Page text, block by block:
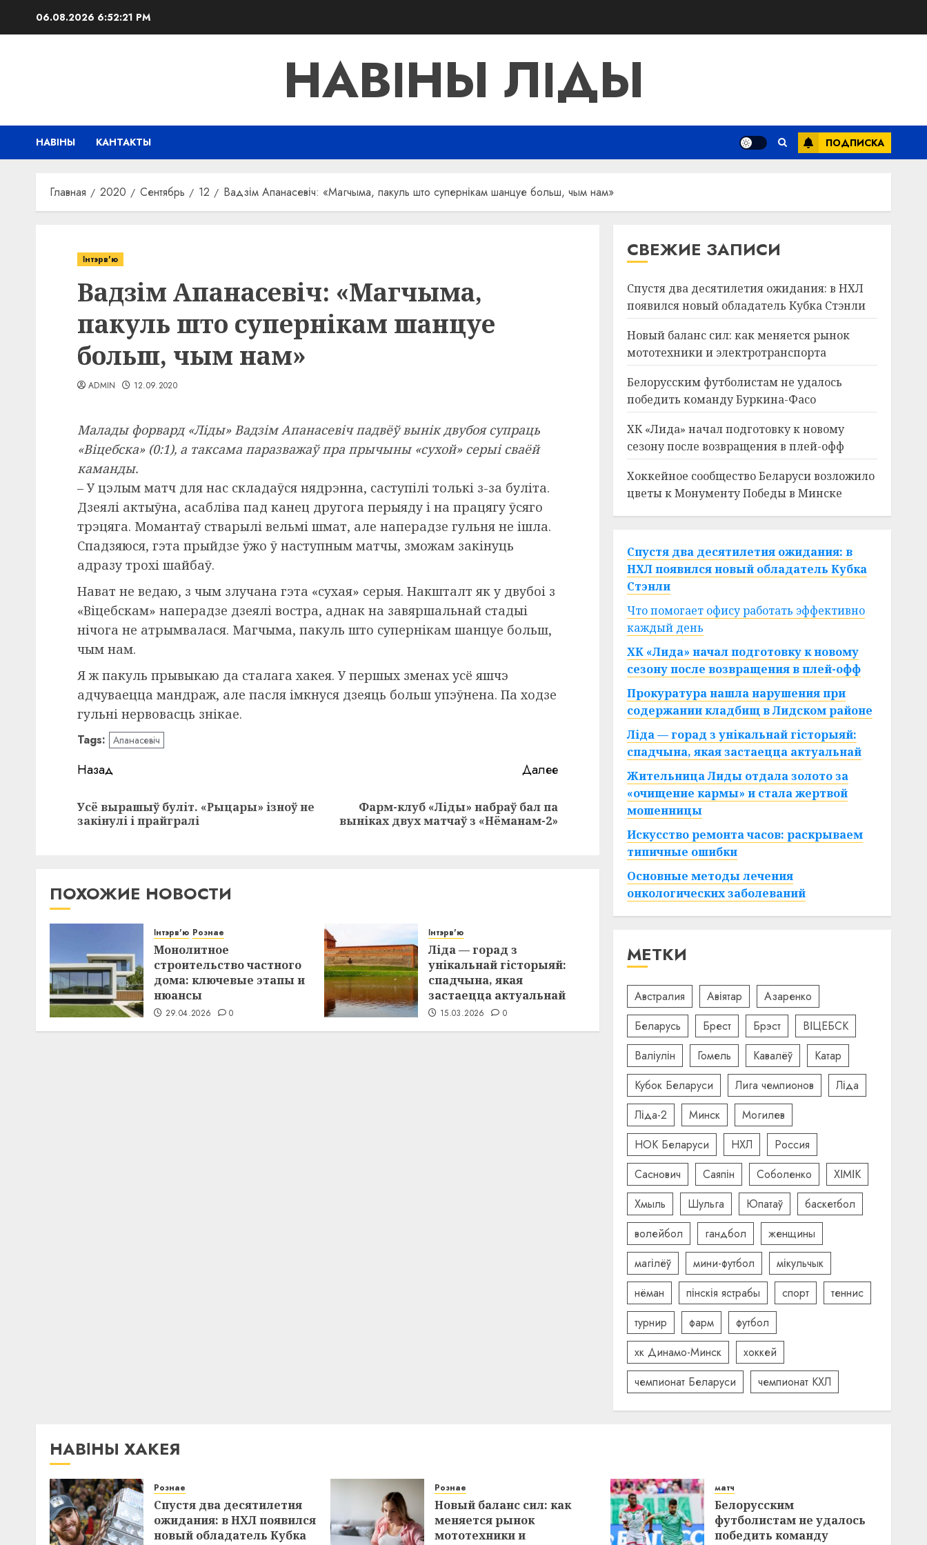
06.08.2026 6:52:22 PM
НАВІНЫ ЛІДЫ
НАВІНЫ КАНТАКТЫ ПОДПИСКА
Главная 2020 Сентябрь 12 Вадзім Апанасевіч: «Магчыма, пакуль што супернікам шанцуе больш, чым нам»
Інтэрв'ю
Вадзім Апанасевіч: «Магчыма,
пакуль што супернікам шанцуе
больш, чым нам»
ADMIN 12.09.2020
Малады форвард «Ліды» Вадзім Апанасевіч падвёў вынік двубоя супраць
«Віцебска» (0:1), а таксама паразважаў пра прычыны «сухой» серыі сваёй
каманды.
– У цэлым матч для нас складаўся нядрэнна, саступілі толькі з-за буліта.
Дзеялі актыўна, асабліва пад канец другога перыяду і на працягу ўсяго
трэцяга. Момантаў стварылі вельмі шмат, але наперадзе гульня не ішла.
Спадзяюся, гэта прыйдзе ўжо ў наступным матчы, зможам закінуць
адразу трохі шайбаў.
Нават не ведаю, з чым злучана гэта «сухая» серыя. Накшталт як у двубоі з
«Віцебскам» наперадзе дзеялі востра, аднак на завяршальнай стадыі
нічога не атрымвалася. Магчыма, пакуль што супернікам шанцуе больш,
чым нам.
Я ж пакуль прывыкаю да сталага хакея. У першых зменах усё яшчэ
адчуваецца мандраж, але пасля імкнуся дзеяць больш упэўнена. Па ходзе
гульні нервовасць знікае.
Tags: Апанасевіч
Навигация
записи
Назад
Предыдущая
запись:
Усё вырашыў буліт. «Рыцары» ізноў не
закінулі і прайгралі
Далее
Следующая
запись:
Фарм-клуб «Ліды» набраў бал па
выніках двух матчаў з «Нёманам-2»
ПОХОЖИЕ НОВОСТИ
Інтэрв'ю Рознае
Монолитное
строительство частного
дома: ключевые этапы и
нюансы
29.04.2026 0
Інтэрв'ю
Ліда — горад з
унікальнай гісторыяй:
спадчына, якая
застаецца актуальнай
15.03.2026 0
СВЕЖИЕ ЗАПИСИ
Спустя два десятилетия ожидания: в НХЛ
появился новый обладатель Кубка Стэнли
Новый баланс сил: как меняется рынок
мототехники и электротранспорта
Белорусским футболистам не удалось
победить команду Буркина-Фасо
ХК «Лида» начал подготовку к новому
сезону после возвращения в плей-офф
Хоккейное сообщество Беларуси возложило
цветы к Монументу Победы в Минске
Спустя два десятилетия ожидания: в
НХЛ появился новый обладатель Кубка
Стэнли
Что помогает офису работать эффективно
каждый день
ХК «Лида» начал подготовку к новому
сезону после возвращения в плей-офф
Прокуратура нашла нарушения при
содержании кладбищ в Лидском районе
Ліда — горад з унікальнай гісторыяй:
спадчына, якая застаецца актуальнай
Жительница Лиды отдала золото за
«очищение кармы» и стала жертвой
мошенницы
Искусство ремонта часов: раскрываем
типичные ошибки
Основные методы лечения
онкологических заболеваний
МЕТКИ
Австралия Авіятар
Азаренко
Беларусь
Брест Брэст
ВІЦЕБСК
Валіулін
Гомель Кавалёў
Катар
Кубок Беларуси
Лига чемпионов
Ліда
Ліда-2
Минск
Могилев
НОК Беларуси
НХЛ
Россия
Саснович
Саяпін Соболенко
ХІМІК
Хмыль
Шульга Юпатаў
баскетбол
волейбол
гандбол
женщины
магілёў
мини-футбол
мікульчык
нёман
пінскія ястрабы спорт
теннис
турнир
фарм
футбол
хк Динамо-Минск
хоккей
чемпионат Беларуси
чемпионат КХЛ
НАВІНЫ ХАКЕЯ
Рознае
Спустя два десятилетия
ожидания: в НХЛ появился
новый обладатель Кубка
Рознае
Новый баланс сил: как
меняется рынок
мототехники и
матч
Белорусским
футболистам не удалось
победить команду